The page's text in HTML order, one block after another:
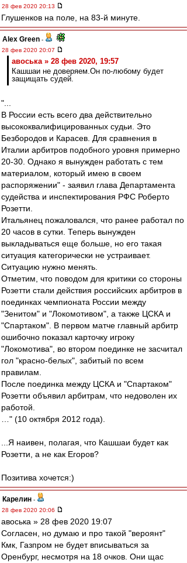
28 фев 2020 20:13
Глушенков на поле, на 83-й минуте.
Alex Green -
28 фев 2020 20:07
авоська » 28 фев 2020, 19:57
Кашшаи не доверяем.Он по-любому будет
защищать судей.
"...
В России есть всего два действительно
высококвалифицированных судьи. Это
Безбородов и Карасев. Для сравнения в
Италии арбитров подобного уровня примерно
20-30. Однако я вынужден работать с тем
материалом, который имею в своем
распоряжении" - заявил глава Департамента
судейства и инспектирования РФС Роберто
Розетти.
Итальянец пожаловался, что ранее работал по
20 часов в сутки. Теперь вынужден
выкладываться еще больше, но его такая
ситуация категорически не устраивает.
Ситуацию нужно менять.
Отметим, что поводом для критики со стороны
Розетти стали действия российских арбитров в
поединках чемпионата России между
"Зенитом" и "Локомотивом", а также ЦСКА и
"Спартаком". В первом матче главный арбитр
ошибочно показал карточку игроку
"Локомотива", во втором поединке не засчитал
гол "красно-белых", забитый по всем
правилам.
После поединка между ЦСКА и "Спартаком"
Розетти объявил арбитрам, что недоволен их
работой.
…" (10 октября 2012 года).
...Я наивен, полагая, что Кашшаи будет как
Розетти, а не как Егоров?
Позитива хочется:)
Карелин -
28 фев 2020 20:06
авоська » 28 фев 2020 19:07
Согласен, но думаю и про такой "вероянт"
Кмк, Газпром не будет вписываться за
Оренбург, несмотря на 18 очков. Они щас